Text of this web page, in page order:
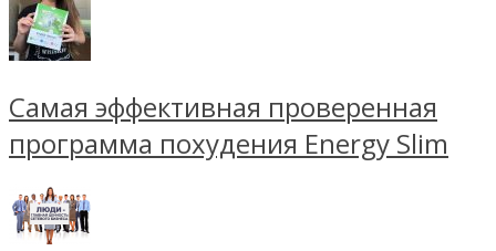
Самая эффективная проверенная
программа похудения Energy Slim